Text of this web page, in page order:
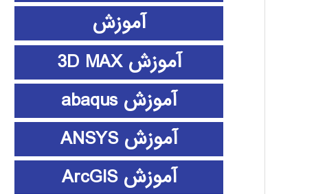
آموزش
آموزش 3D MAX
آموزش abaqus
آموزش ANSYS
آموزش ArcGIS